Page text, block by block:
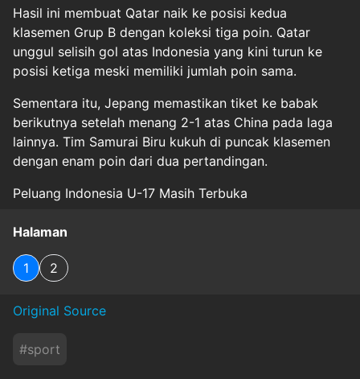
Hasil ini membuat Qatar naik ke posisi kedua
klasemen Grup B dengan koleksi tiga poin. Qatar
unggul selisih gol atas Indonesia yang kini turun ke
posisi ketiga meski memiliki jumlah poin sama.
Sementara itu, Jepang memastikan tiket ke babak
berikutnya setelah menang 2-1 atas China pada laga
lainnya. Tim Samurai Biru kukuh di puncak klasemen
dengan enam poin dari dua pertandingan.
Peluang Indonesia U-17 Masih Terbuka
Halaman
1 2
Original Source
#sport